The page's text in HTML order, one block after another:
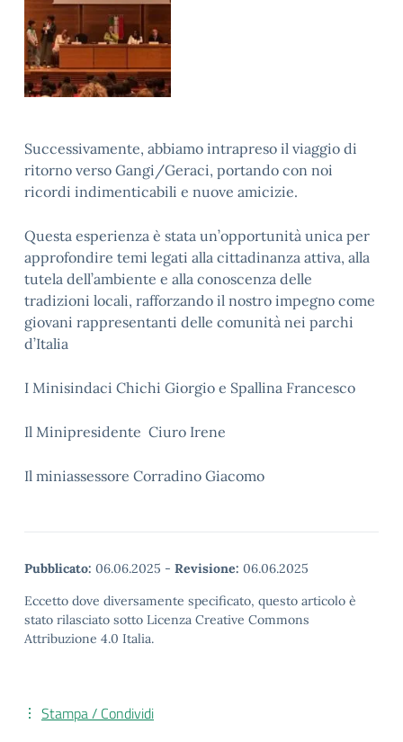
Successivamente, abbiamo intrapreso il viaggio di
ritorno verso Gangi/Geraci, portando con noi
ricordi indimenticabili e nuove amicizie.
Questa esperienza è stata un’opportunità unica per
approfondire temi legati alla cittadinanza attiva, alla
tutela dell’ambiente e alla conoscenza delle
tradizioni locali, rafforzando il nostro impegno come
giovani rappresentanti delle comunità nei parchi
d’Italia
I Minisindaci Chichi Giorgio e Spallina Francesco
Il Minipresidente Ciuro Irene
Il miniassessore Corradino Giacomo
Pubblicato: 06.06.2025 - Revisione: 06.06.2025
Eccetto dove diversamente specificato, questo articolo è
stato rilasciato sotto Licenza Creative Commons
Attribuzione 4.0 Italia.
Stampa / Condividi